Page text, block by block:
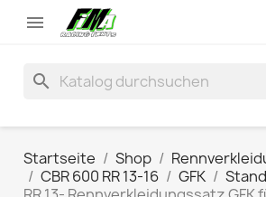

search
Startseite Shop
CBR 600 RR 13-16
GFK